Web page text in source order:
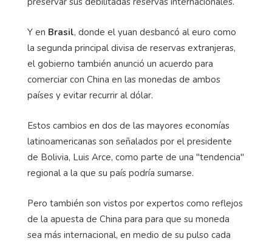
Y en Brasil, donde el yuan desbancó al euro como
la segunda principal divisa de reservas extranjeras,
el gobierno también anunció un acuerdo para
comerciar con China en las monedas de ambos
países y evitar recurrir al dólar.
Estos cambios en dos de las mayores economías
latinoamericanas son señalados por el presidente
de Bolivia, Luis Arce, como parte de una "tendencia"
regional a la que su país podría sumarse.
Pero también son vistos por expertos como reflejos
de la apuesta de China para para que su moneda
sea más internacional, en medio de su pulso cada